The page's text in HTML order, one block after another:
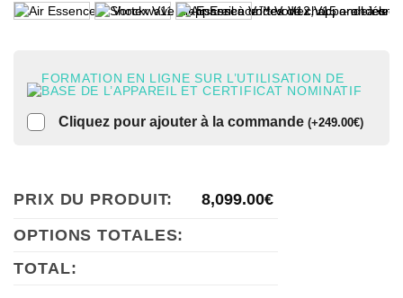
FORMATION EN LIGNE SUR L’UTILISATION DE
BASE DE L’APPAREIL ET CERTIFICAT NOMINATIF
Cliquez pour ajouter à la commande (+249.00€)
PRIX DU PRODUIT: 8,099.00€
OPTIONS TOTALES:
TOTAL: